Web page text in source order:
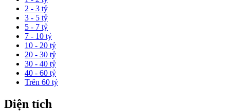
2 - 3 tỷ
3 - 5 tỷ
5 - 7 tỷ
7 - 10 tỷ
10 - 20 tỷ
20 - 30 tỷ
30 - 40 tỷ
40 - 60 tỷ
Trên 60 tỷ
Diện tích